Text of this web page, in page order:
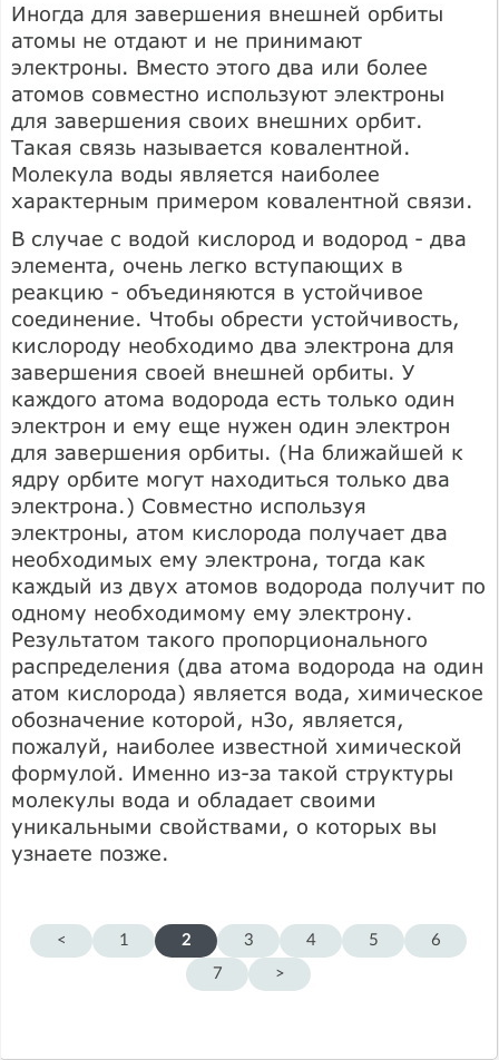
Иногда для завершения внешней орбиты
атомы не отдают и не принимают
электроны. Вместо этого два или более
атомов совместно используют электроны
для завершения своих внешних орбит.
Такая связь называется ковалентной.
Молекула воды является наиболее
характерным примером ковалентной связи.
В случае с водой кислород и водород - два
элемента, очень легко вступающих в
реакцию - объединяются в устойчивое
соединение. Чтобы обрести устойчивость,
кислороду необходимо два электрона для
завершения своей внешней орбиты. У
каждого атома водорода есть только один
электрон и ему еще нужен один электрон
для завершения орбиты. (На ближайшей к
ядру орбите могут находиться только два
электрона.) Совместно используя
электроны, атом кислорода получает два
необходимых ему электрона, тогда как
каждый из двух атомов водорода получит по
одному необходимому ему электрону.
Результатом такого пропорционального
распределения (два атома водорода на один
атом кислорода) является вода, химическое
обозначение которой, н3о, является,
пожалуй, наиболее известной химической
формулой. Именно из-за такой структуры
молекулы вода и обладает своими
уникальными свойствами, о которых вы
узнаете позже.
< 1 2 3 4 5
6
7
>